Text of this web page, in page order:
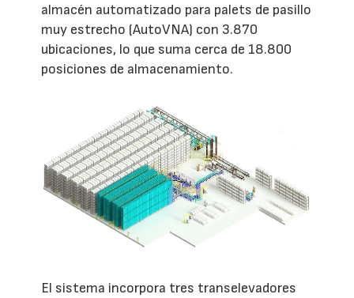
almacén automatizado para palets de pasillo
muy estrecho (AutoVNA) con 3.870
ubicaciones, lo que suma cerca de 18.800
posiciones de almacenamiento.
El sistema incorpora tres transelevadores